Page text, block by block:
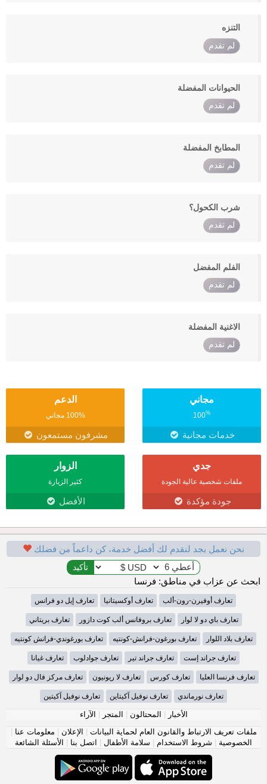
التنزه
لم تقدم
الحيوانات المفضلة
لم تقدم
المطابخ المفضلة
لم تقدم
شرب الكحول؟
لم تقدم
الفلم المفضل
لم تقدم
الاغنية المفضلة
لم تقدم
مجاني
100%
خدمات مجانية
الدعم
100% مجاني
مشرفون مستمعون
جدي
ملفات شخصية عالية الجودة
جودة مؤكدة
الزوار
كثير الزيارة
الأفضل
نحن نعمل بجد لنقدم لك أفضل خدمة، كن داعماً من فضلك
ابحث عن عزاب في مناطق: فرنسا
تعارف أوفيرن-رون-ألب تعارف أوكسيتانيا تعارف إيل دو فرانس
تعارف باي دو لا لوار تعارف بروفانس ألب كوت دازور تعارف بريتاني
تعارف بلاد اللوار تعارف بورغون-فرانش-كونتيه تعارف بورغوندي-فرانش كونتيه
تعارف جراند إست تعارف جراند تير تعارف جوادلوب تعارف غيانا
تعارف فرنسا العليا تعارف كورس تعارف لا ريونيون تعارف مركز فال دو لوار
تعارف نورماندي تعارف نوفيل آكيتاين تعارف نوفيل آكيتين
الأخبار | المحتالون | المتجر | الآراء
ملفات تعريف الارتباط والقانون العام لحماية البيانات | الإعلان | معلومات عنا |
الخصوصية | شروط الاستخدام | سلامة الأطفال | اتصل بنا | الأسئلة الشائعة